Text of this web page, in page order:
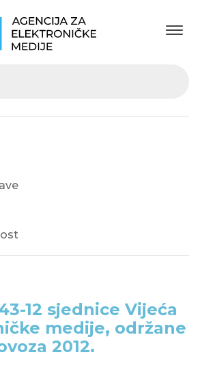
12 sjednice Vijeća
medije, održane
2012.